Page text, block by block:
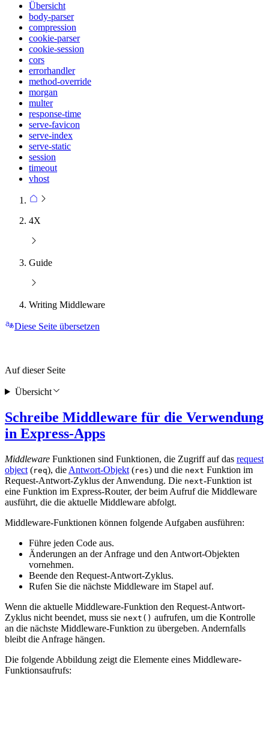
Übersicht
body-parser
compression
cookie-parser
cookie-session
cors
errorhandler
method-override
morgan
multer
response-time
serve-favicon
serve-index
serve-static
session
timeout
vhost
4X
Guide
Writing Middleware
Diese Seite übersetzen
Schreibe Middleware für die Verwendung
in Express-Apps
Middleware Funktionen sind Funktionen, die Zugriff auf das request
object (req), die Antwort-Objekt (res) und die next Funktion im
Request-Antwort-Zyklus der Anwendung. Die next-Funktion ist
eine Funktion im Express-Router, der beim Aufruf die Middleware
ausführt, die die aktuelle Middleware abfolgt.
Middleware-Funktionen können folgende Aufgaben ausführen:
Führe jeden Code aus.
Änderungen an der Anfrage und den Antwort-Objekten
vornehmen.
Beende den Request-Antwort-Zyklus.
Rufen Sie die nächste Middleware im Stapel auf.
Wenn die aktuelle Middleware-Funktion den Request-Antwort-
Zyklus nicht beendet, muss sie next() aufrufen, um die Kontrolle
an die nächste Middleware-Funktion zu übergeben. Andernfalls
bleibt die Anfrage hängen.
Die folgende Abbildung zeigt die Elemente eines Middleware-
Funktionsaufrufs:
Auf dieser Seite
Übersicht